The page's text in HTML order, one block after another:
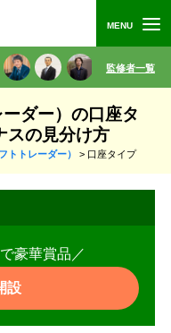
監修者一覧
ダー）の口座タ
スの見分け方
トトレーダー） > 口座タイプ
豪華賞品／
設